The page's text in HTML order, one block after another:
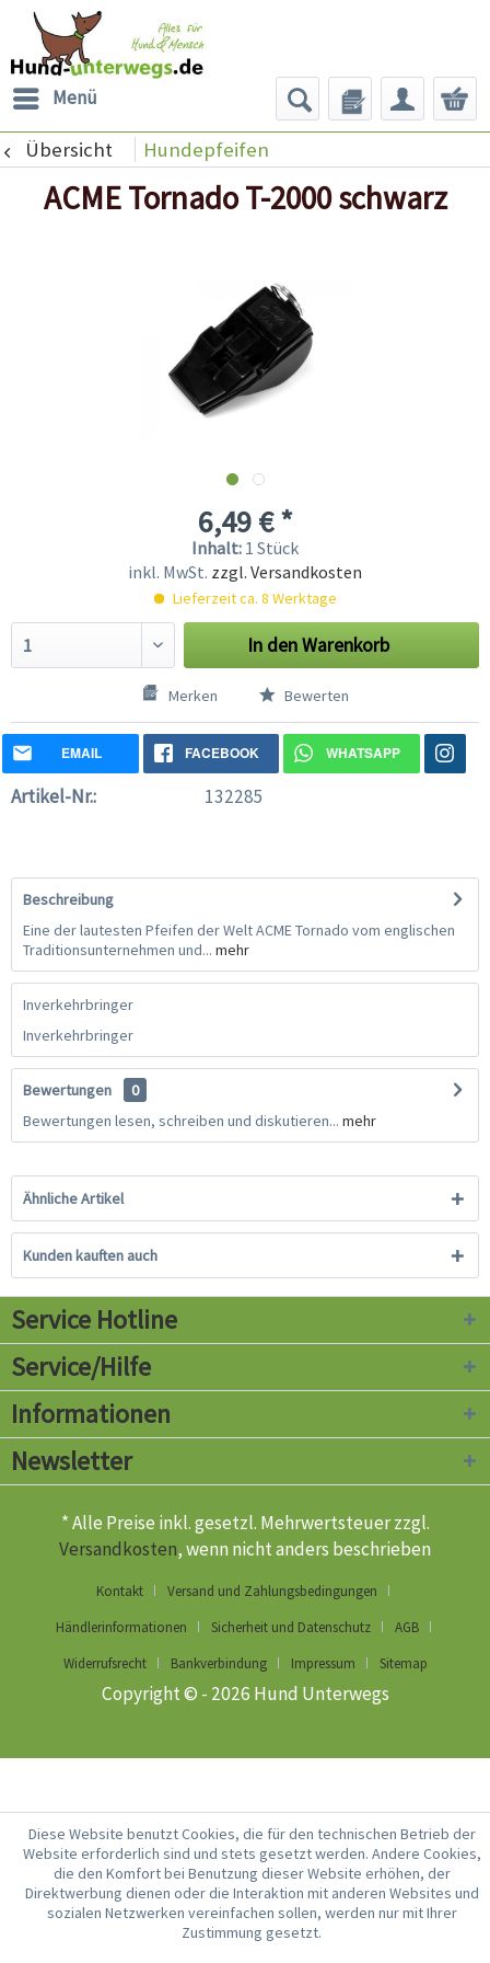
Menü
Übersicht Hundepfeifen
ACME Tornado T-2000 schwarz
6,49 € *
Inhalt: 1 Stück
inkl. MwSt. zzgl. Versandkosten
Lieferzeit ca. 8 Werktage
In denWarenkorb
Merken Bewerten
EMAIL FACEBOOK WHATSAPP
Artikel-Nr.: 132285
Beschreibung
Eine der lautesten Pfeifen der Welt ACME Tornado vom englischen
Traditionsunternehmen und... mehr
Inverkehrbringer
Inverkehrbringer
Bewertungen
0
Bewertungen lesen, schreiben und diskutieren... mehr
Ähnliche Artikel
Kunden kauften auch
Service Hotline
Service/Hilfe
Informationen
Newsletter
* Alle Preise inkl. gesetzl. Mehrwertsteuer zzgl.
Versandkosten, wenn nicht anders beschrieben
Kontakt
Versand und Zahlungsbedingungen
Händlerinformationen
Sicherheit und Datenschutz
AGB
Widerrufsrecht
Bankverbindung Impressum Sitemap
Copyright © - 2026 Hund Unterwegs
Diese Website benutzt Cookies, die für den technischen Betrieb der
Website erforderlich sind und stets gesetzt werden. Andere Cookies,
die den Komfort bei Benutzung dieser Website erhöhen, der
Direktwerbung dienen oder die Interaktion mit anderen Websites und
sozialen Netzwerken vereinfachen sollen, werden nur mit Ihrer
Zustimmung gesetzt.